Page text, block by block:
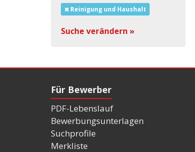
Reinigung und Haushalt
Suche verändern »
Für Bewerber
PDF-Lebenslauf
Bewerbungsunterlagen
Suchprofile
Merkliste